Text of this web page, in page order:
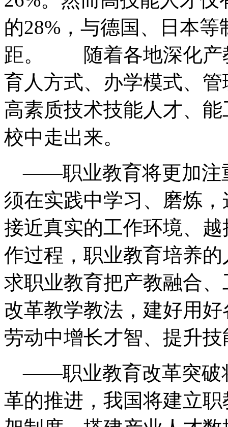
的28% ，与德国、日本
距。 随着各地深化产
育人方式、办学模式、
高素质技术技能人才、
校中走出来。
——职业教育将更加注
须在实践中学习、磨炼
接近真实的工作环境、
作过程，职业教育培养
求职业教育把产教融合
改革教学教法，建好用
劳动中增长才智、提升技
——职业教育改革突破
革的推进，我国将建立